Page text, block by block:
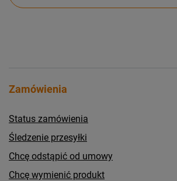
Zamówienia
Status zamówienia
Śledzenie przesyłki
Chcę odstąpić od umowy
Chcę wymienić produkt